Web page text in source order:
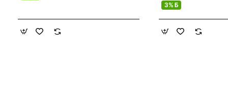
3% Б